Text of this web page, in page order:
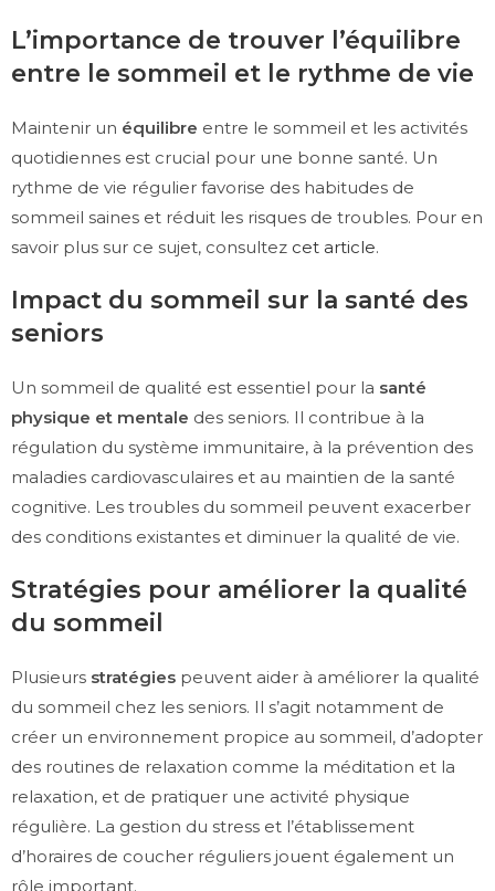
L’importance de trouver l’équilibre
entre le sommeil et le rythme de vie
Maintenir un équilibre entre le sommeil et les activités
quotidiennes est crucial pour une bonne santé. Un
rythme de vie régulier favorise des habitudes de
sommeil saines et réduit les risques de troubles. Pour en
savoir plus sur ce sujet, consultez cet article.
Impact du sommeil sur la santé des
seniors
Un sommeil de qualité est essentiel pour la santé
physique et mentale des seniors. Il contribue à la
régulation du système immunitaire, à la prévention des
maladies cardiovasculaires et au maintien de la santé
cognitive. Les troubles du sommeil peuvent exacerber
des conditions existantes et diminuer la qualité de vie.
Stratégies pour améliorer la qualité
du sommeil
Plusieurs stratégies peuvent aider à améliorer la qualité
du sommeil chez les seniors. Il s’agit notamment de
créer un environnement propice au sommeil, d’adopter
des routines de relaxation comme la méditation et la
relaxation, et de pratiquer une activité physique
régulière. La gestion du stress et l’établissement
d’horaires de coucher réguliers jouent également un
rôle important.